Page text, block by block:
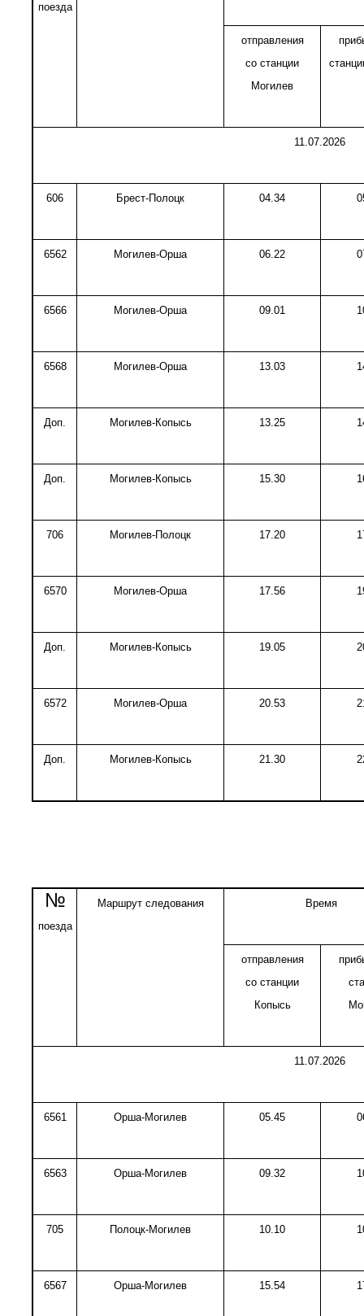
поезда
отправления
со станции
Могилев
11.07.2026
606 Брест-Полоцк 04.34
6562 Могилев-Орша 06.22
6566 Могилев-Орша 09.01
6568 Могилев-Орша 13.03
Доп. Могилев-Копысь 13.25
Доп. Могилев-Копысь 15.30
706 Могилев-Полоцк 17.20
6570 Могилев-Орша 17.56
Доп. Могилев-Копысь 19.05
6572 Могилев-Орша 20.53
Доп. Могилев-Копысь 21.30
№
поезда
Маршрут следования Время
отправления
со станции
Копысь
11.07.2026
6561 Орша-Могилев 05.45
6563 Орша-Могилев 09.32
705 Полоцк-Могилев 10.10
6567 Орша-Могилев 15.54